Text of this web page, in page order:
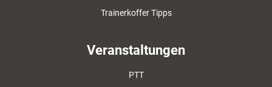
Trainerkoffer Tipps
Veranstaltungen
PTT